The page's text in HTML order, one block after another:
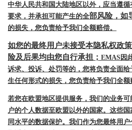
中华人民共和国大陆地区以外，应当遵循
要求，并承担可能产生的全部风险，如
的损失 ，您负责给予我们全额赔偿。
如您的最终用户未接受本隐私权政
险及后果均由您自行承担； EMAS因
诉求、 投诉、处罚等的，您将负责全面
生任何形式的损失，您负责给予我们全额
若您在欧盟地区提供服务，我们的业务
户的个人数据至欧盟以外的国家。这些
同水平的数据保护。我们作为您最终用户